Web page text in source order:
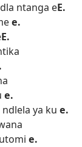
ntanga eE.
e.
E.
e.
ya ku e.
e.